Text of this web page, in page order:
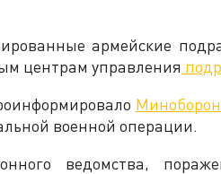
армейские
центрам управления
военной операции.
ведомства,